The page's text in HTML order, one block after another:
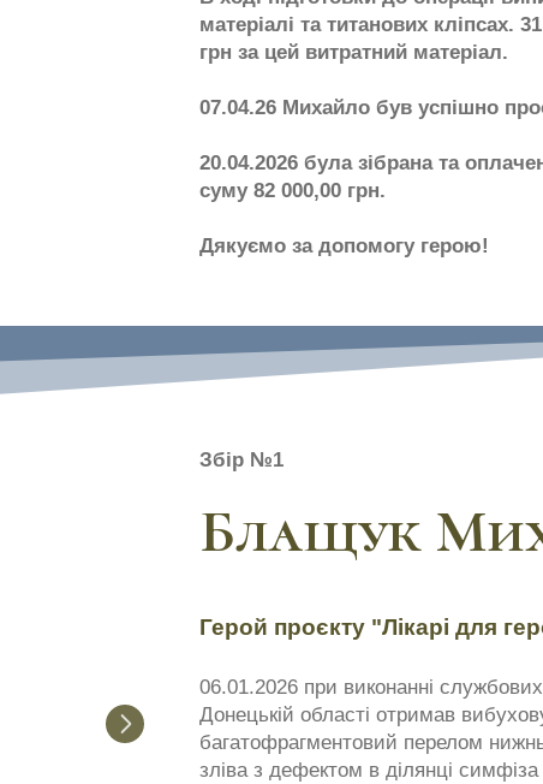
матеріалі та титанових кліпсах.
грн за цей витратний матеріал.
07.04.26 Михайло був успішно
20.04.2026 була зібрана та
суму 82 000,00 грн.
Дякуємо за допомогу герою!
Збір №1
Блащук
Герой проєкту "Лікарі для
06.01.2026 при виконанні
Донецькій області отримав
багатофрагментовий перелом
зліва з дефектом в ділянці